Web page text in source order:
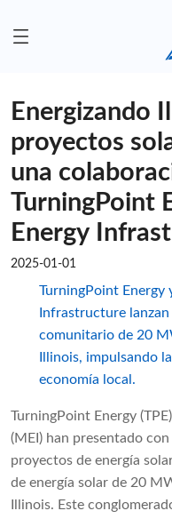
Energizando
proyectos
una
TurningPoint
Energy
2025-01-01
TurningPoint Energy
Infrastructure
comunitario de 20
Illinois, impulsando
economía local.
TurningPoint Energy
(MEI) han presentado
proyectos de energía
de energía solar de 20
Illinois. Este